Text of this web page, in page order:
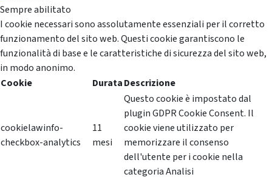
Sempre abilitato
I cookie necessari sono assolutamente essenziali per il corretto
funzionamento del sito web. Questi cookie garantiscono le
funzionalità di base e le caratteristiche di sicurezza del sito web,
in modo anonimo.
Cookie
DurataDescrizione
cookielawinfo-
checkbox-analytics
11
mesi
Questo cookie è impostato dal
plugin GDPR Cookie Consent. Il
cookie viene utilizzato per
memorizzare il consenso
dell'utente per i cookie nella
categoria Analisi